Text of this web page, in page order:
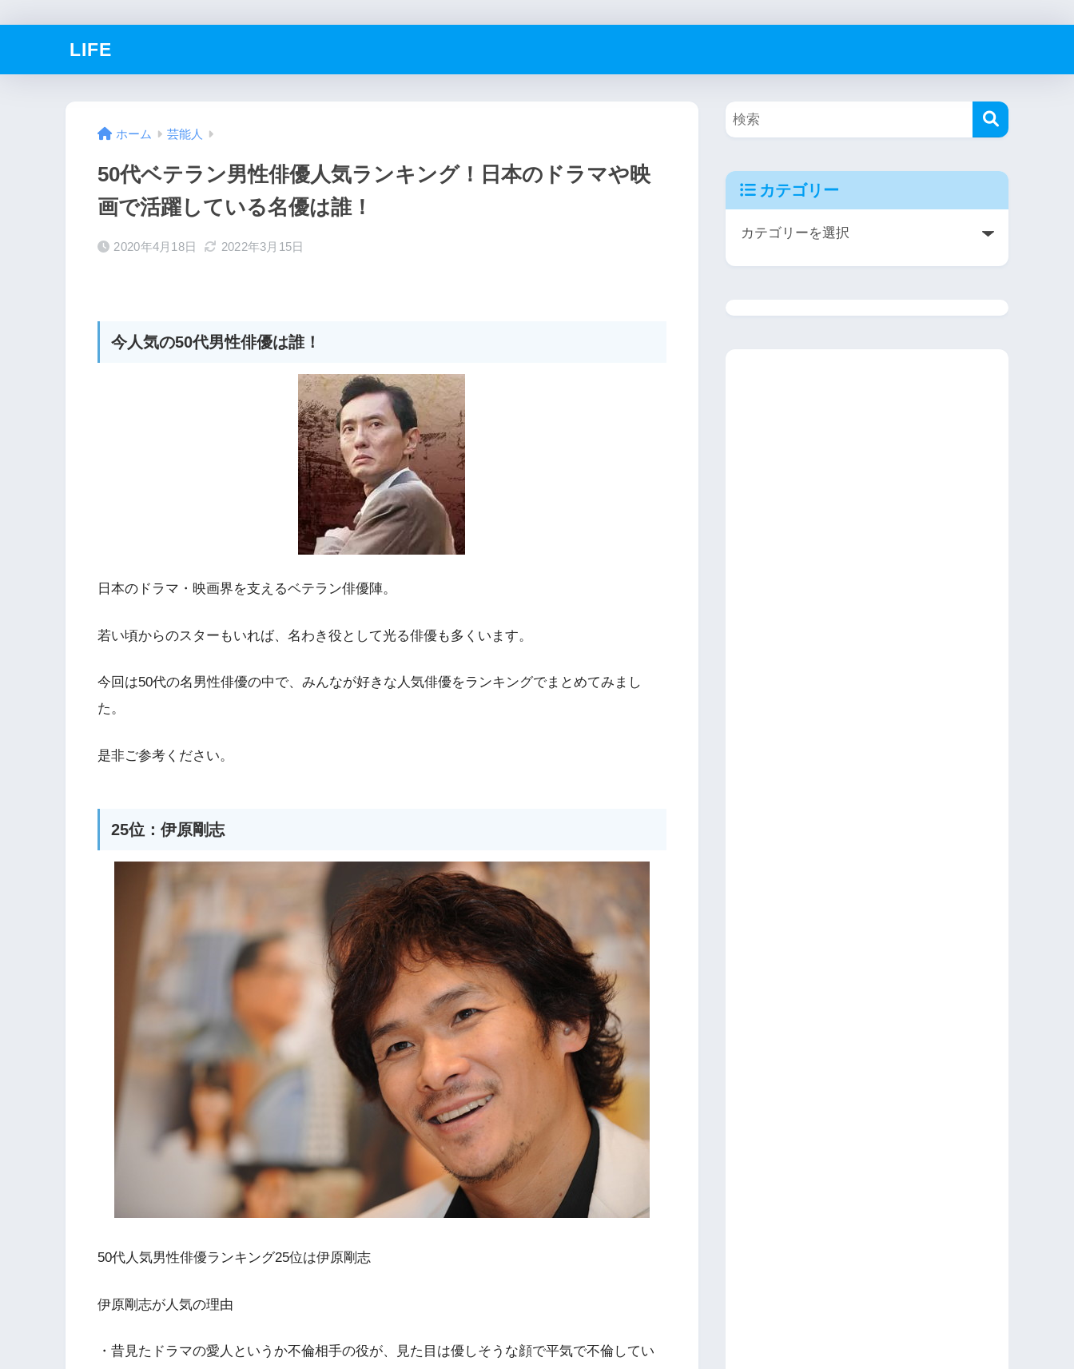
LIFE
ホーム 芸能人
50代ベテラン男性俳優人気ランキング！日本のドラマや映
画で活躍している名優は誰！
2020年4月18日 2022年3月15日
今人気の50代男性俳優は誰！
日本のドラマ・映画界を支えるベテラン俳優陣。
若い頃からのスターもいれば、名わき役として光る俳優も多くいます。
今回は50代の名男性俳優の中で、みんなが好きな人気俳優をランキングでまとめてみまし
た。
是非ご参考ください。
25位：伊原剛志
50代人気男性俳優ランキング25位は伊原剛志
伊原剛志が人気の理由
・昔見たドラマの愛人というか不倫相手の役が、見た目は優しそうな顔で平気で不倫してい
カテゴリー